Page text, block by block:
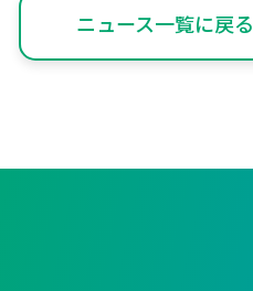
ニュース一覧に戻る